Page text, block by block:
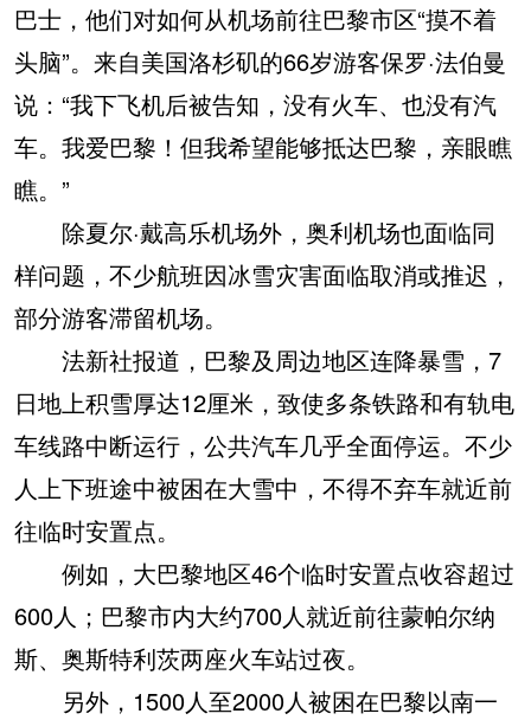
巴士，他们对如何从机场前往巴黎市区“摸不着
头脑”。来自美国洛杉矶的66岁游客保罗·法伯曼
说：“我下飞机后被告知，没有火车、也没有汽
车。我爱巴黎！但我希望能够抵达巴黎，亲眼瞧
瞧。”
除夏尔·戴高乐机场外，奥利机场也面临同
样问题，不少航班因冰雪灾害面临取消或推迟，
部分游客滞留机场。
法新社报道，巴黎及周边地区连降暴雪，7
日地上积雪厚达12厘米，致使多条铁路和有轨电
车线路中断运行，公共汽车几乎全面停运。不少
人上下班途中被困在大雪中，不得不弃车就近前
往临时安置点。
例如，大巴黎地区46个临时安置点收容超过
600人；巴黎市内大约700人就近前往蒙帕尔纳
斯、奥斯特利茨两座火车站过夜。
另外，1500人至2000人被困在巴黎以南一